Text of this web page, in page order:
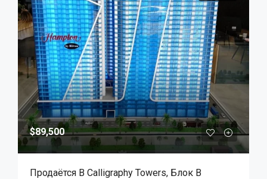
$89,500
Продаётся В Calligraphy Towers, Блок B